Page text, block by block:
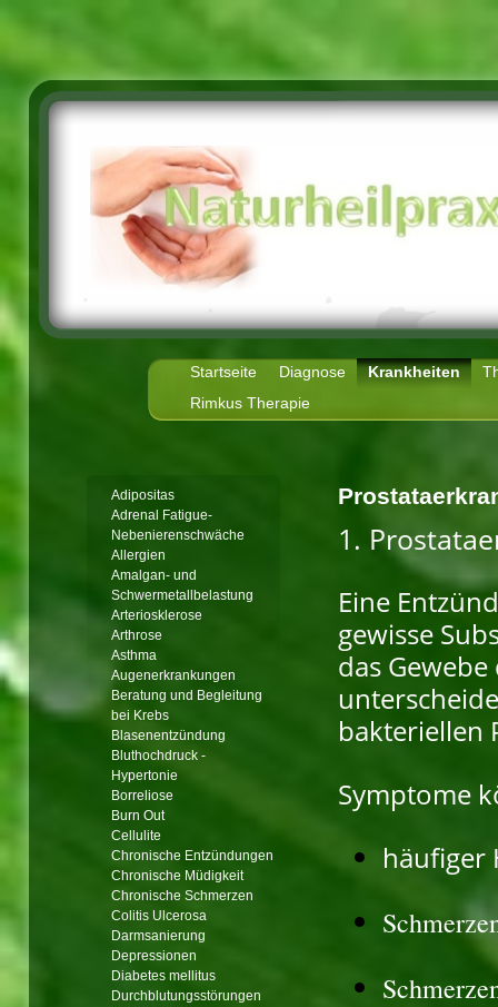
Startseite Diagnose Krankheiten
Rimkus Therapie
1.
Eine
gewisse
das
bakteriellen
Symptome
häufiger
Adipositas
Adrenal Fatigue-
Nebenierenschwäche
Allergien
Amalgan- und
Schwermetallbelastung
Arteriosklerose
Arthrose
Asthma
Augenerkrankungen
Beratung und Begleitung
bei Krebs
Blasenentzündung
Bluthochdruck -
Hypertonie
Borreliose
Burn Out
Cellulite
Chronische Entzündungen
Chronische Müdigkeit
Chronische Schmerzen
Colitis Ulcerosa
Darmsanierung
Depressionen
Diabetes mellitus
Durchblutungsstörungen